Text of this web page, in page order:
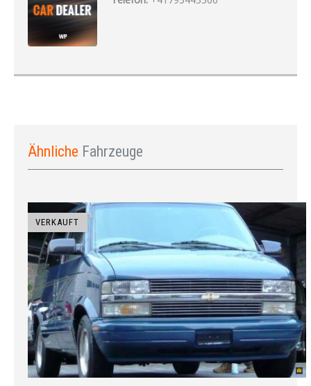
Ähnliche Fahrzeuge
VERKAUFT